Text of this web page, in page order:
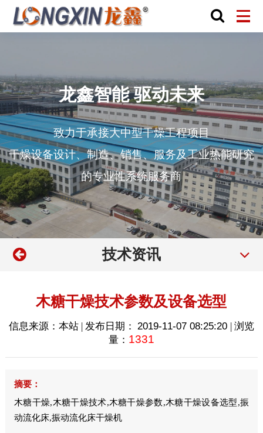
龙鑫智能 驱动未来
致力于承接大中型干燥工程项目
干燥设备设计、制造、销售、服务及工业热能研究
的专业性系统服务商
技术资讯
木糖干燥技术参数及设备选型
信息来源：本站 | 发布日期： 2019-11-07 08:25:20 | 浏览
量： 1331
摘要：
木糖干燥,木糖干燥技术,木糖干燥参数,木糖干燥设备选型,振
动流化床,振动流化床干燥机